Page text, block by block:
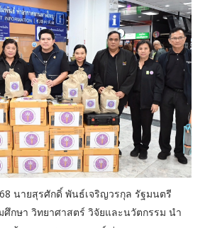
นายสุรศักดิ์ พันธ์เจริญวรกุล รัฐมนตรี
ศึกษา วิทยาศาสตร์ วิจัยและนวัตกรรม นำ